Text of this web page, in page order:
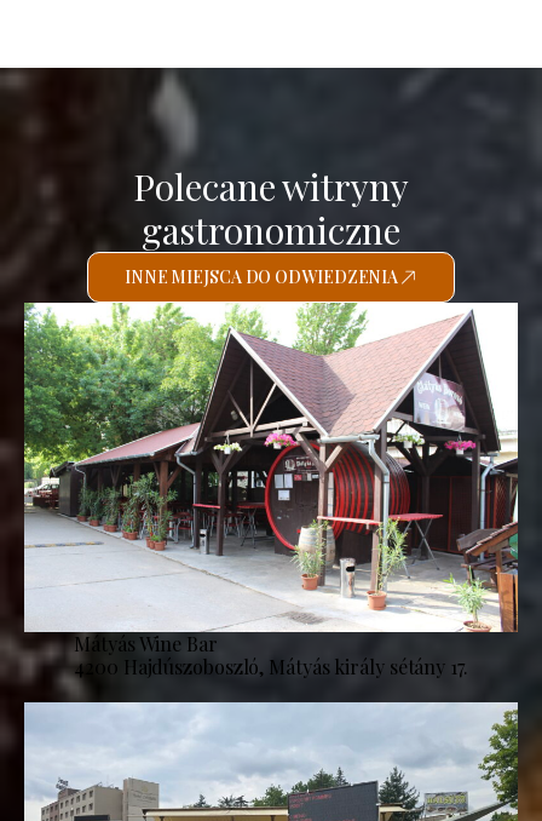
Polecane witryny
gastronomiczne
INNE MIEJSCA DO ODWIEDZENIA
Mátyás Wine Bar
4200 Hajdúszoboszló, Mátyás király sétány 17.